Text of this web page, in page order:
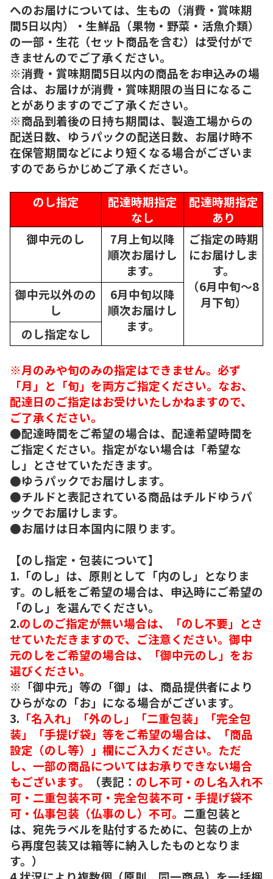
へのお届けについては、生もの（消費・賞味期
間5日以内）・生鮮品（果物・野菜・活魚介類）
の一部・生花（セット商品を含む）は受付がで
きませんのでご了承ください。
※消費・賞味期間5日以内の商品をお申込みの場
合は、お届けが消費・賞味期限の当日になるこ
とがありますのでご了承ください。
※商品到着後の日持ち期間は、製造工場からの
配送日数、ゆうパックの配送日数、お届け時不
在保管期間などにより短くなる場合がございま
すのであらかじめご了承ください。
のし指定
配達時期指定
なし
配達時期指定
あり
御中元のし
7月上旬以降
順次お届けし
ます。
ご指定の時期
にお届けしま
す。
（6月中旬～8
月下旬）
御中元以外のの
し
6月中旬以降
順次お届けし
ます。
のし指定なし
※月のみや旬のみの指定はできません。必ず
「月」と「旬」を両方ご指定ください。なお、
配達日のご指定はお受けいたしかねますので、
ご了承ください。
●配達時間をご希望の場合は、配達希望時間を
ご指定ください。指定がない場合は「希望な
し」とさせていただきます。
●ゆうパックでお届けします。
●チルドと表記されている商品はチルドゆうパ
ックでお届けします。
●お届けは日本国内に限ります。
【のし指定・包装について】
1.「のし」は、原則として「内のし」となりま
す。のし紙をご希望の場合は、申込時にご希望の
「のし」を選んでください。
2.のしのご指定が無い場合は、「のし不要」とさ
せていただきますので、ご注意ください。御中
元のしをご希望の場合は、「御中元のし」をお
選びください。
※「御中元」等の「御」は、商品提供者により
ひらがなの「お」になる場合がございます。
3. 「名入れ」「外のし」「二重包装」「完全包
装」「手提げ袋」等をご希望の場合は、「商品
設定（のし等）」欄にご入力ください。ただ
し、一部の商品についてはお承りできない場合
もございます。
（表記： のし不可・のし名入れ不
可・二重包装不可・完全包装不可・手提げ袋不
可・仏事包装（仏事のし）不可。 二重包装と
は、宛先ラベルを貼付するために、包装の上か
ら再度包装又は箱等に納入したものとなりま
す。）